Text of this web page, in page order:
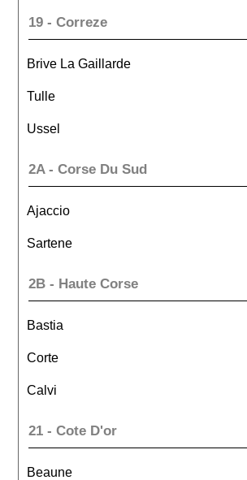
19 - Correze
Brive La Gaillarde
Tulle
Ussel
2A - Corse Du Sud
Ajaccio
Sartene
2B - Haute Corse
Bastia
Corte
Calvi
21 - Cote D'or
Beaune